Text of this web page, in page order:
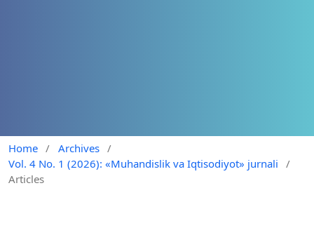
Home / Archives /
Vol. 4 No. 1 (2026): «Muhandislik va Iqtisodiyot» jurnali
/
Articles